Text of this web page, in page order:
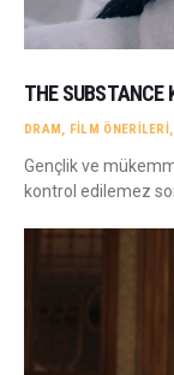
THE SUBSTANCE
DRAM, FILM ÖNERILERI,
Gençlik ve
kontrol edilemez